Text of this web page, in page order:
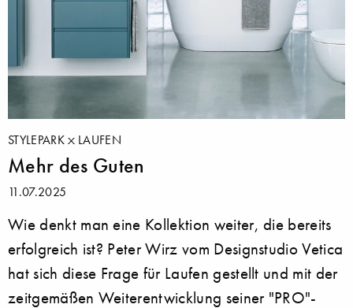
STYLEPARK LAUFEN
Mehr des Guten
11.07.2025
Wie denkt man eine Kollektion weiter, die bereits
erfolgreich ist? Peter Wirz vom Designstudio Vetica
hat sich diese Frage für Laufen gestellt und mit der
zeitgemäßen Weiterentwicklung seiner "PRO"-